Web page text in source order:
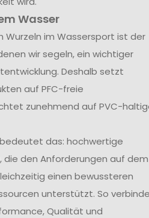
Wasser
im Wassersport ist der
wir segeln, ein wichtiger
Deshalb setzt
auf PFC-freie
zunehmend auf PVC-
bedeutet das: hochwertige
die den Anforderungen auf dem
einen bewussteren
unterstützt. So
Qualität und